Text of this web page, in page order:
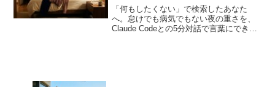
「何もしたくない」で検索したあなた
へ。怠けでも病気でもない夜の重さを、
Claude Codeとの5分対話で言葉にできま